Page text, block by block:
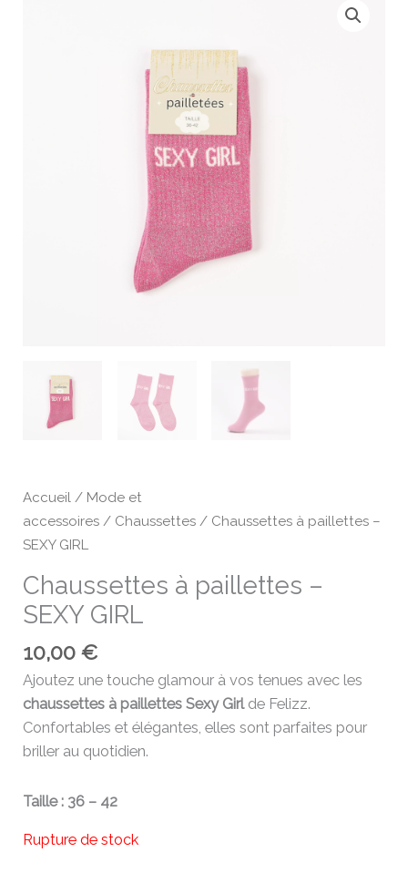
Accueil / Mode et
accessoires / Chaussettes / Chaussettes à paillettes –
SEXY GIRL
Chaussettes à paillettes –
SEXY GIRL
10,00€
Ajoutez une touche glamour à vos tenues avec les
chaussettes à paillettes Sexy Girlde Felizz.
Confortables et élégantes, elles sont parfaites pour
briller au quotidien.
Taille : 36 – 42
Rupture de stock